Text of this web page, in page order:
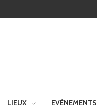
LIEUX EVÈNEMENTS